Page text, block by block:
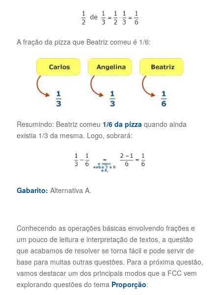
A fração da pizza que Beatriz comeu é 1/6:
Resumindo: Beatriz comeu 1/6 da pizza quando ainda
existia 1/3 da mesma. Logo, sobrará:
Gabarito: Alternativa A.
Conhecendo as operações básicas envolvendo frações e
um pouco de leitura e interpretação de textos, a questão
que acabamos de resolver se torna fácil e pode servir de
base para muitas outras questões. Para a próxima questão,
vamos destacar um dos principais modos que a FCC vem
explorando questões do tema Proporção: